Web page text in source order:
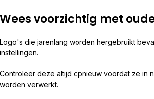
Wees voorzichtig met
Logo's die jarenlang worden hergebruikt
instellingen.
Controleer deze altijd opnieuw voordat ze in
worden verwerkt.